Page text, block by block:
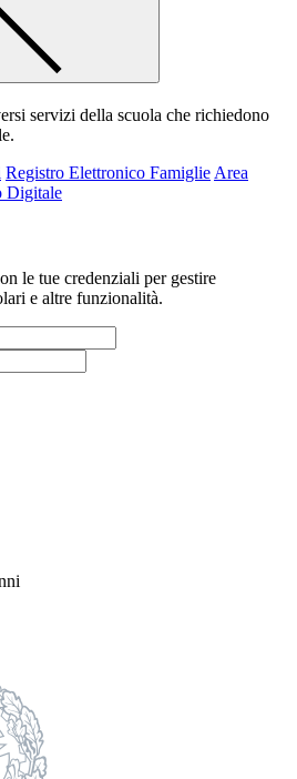
servizi della scuola che richiedono
Registro Elettronico Famiglie Area
Digitale
le tue credenziali per gestire
e altre funzionalità.